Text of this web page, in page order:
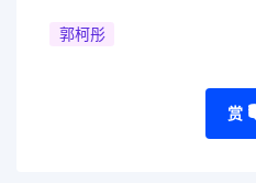
郭柯彤
赏